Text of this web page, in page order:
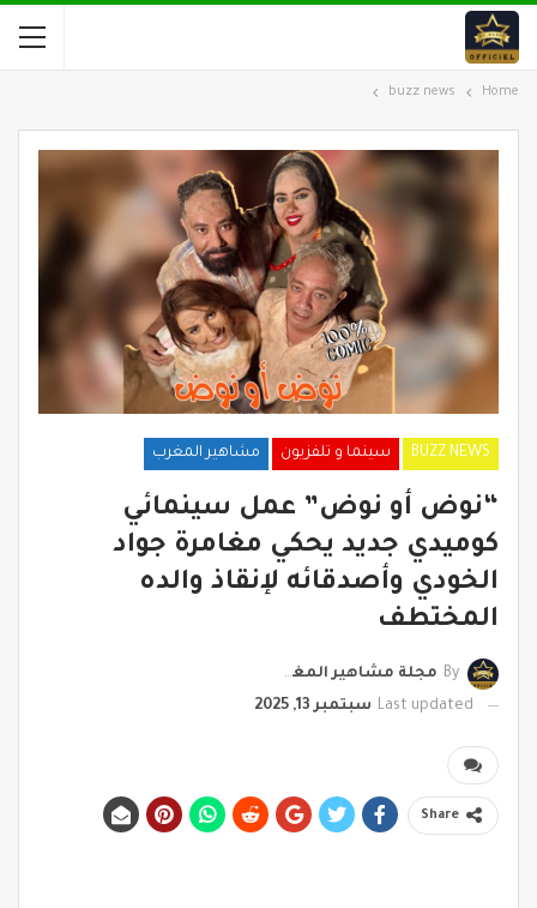
Home
buzz news
BUZZ NEWS سينما و تلفزيون مشاهير المغرب
“نوض أو نوض” عمل سينمائي
كوميدي جديد يحكي مغامرة جواد
الخودي وأصدقائه لإنقاذ والده
المختطف
By مجلة مشاهير المغرب
Last updated سبتمبر 13, 2025
Share